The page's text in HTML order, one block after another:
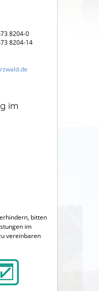
8204-0
8204-14
im
bitten
im
vereinbaren